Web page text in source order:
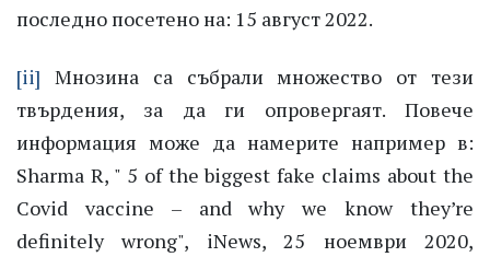
последно посетено на: 15 август 2022.
[ii] Мнозина са събрали множество от тези
твърдения, за да ги опровергаят. Повече
информация може да намерите например в:
Sharma R, " 5 of the biggest fake claims about the
Covid vaccine – and why we know they’re
definitely wrong", iNews, 25 ноември 2020,